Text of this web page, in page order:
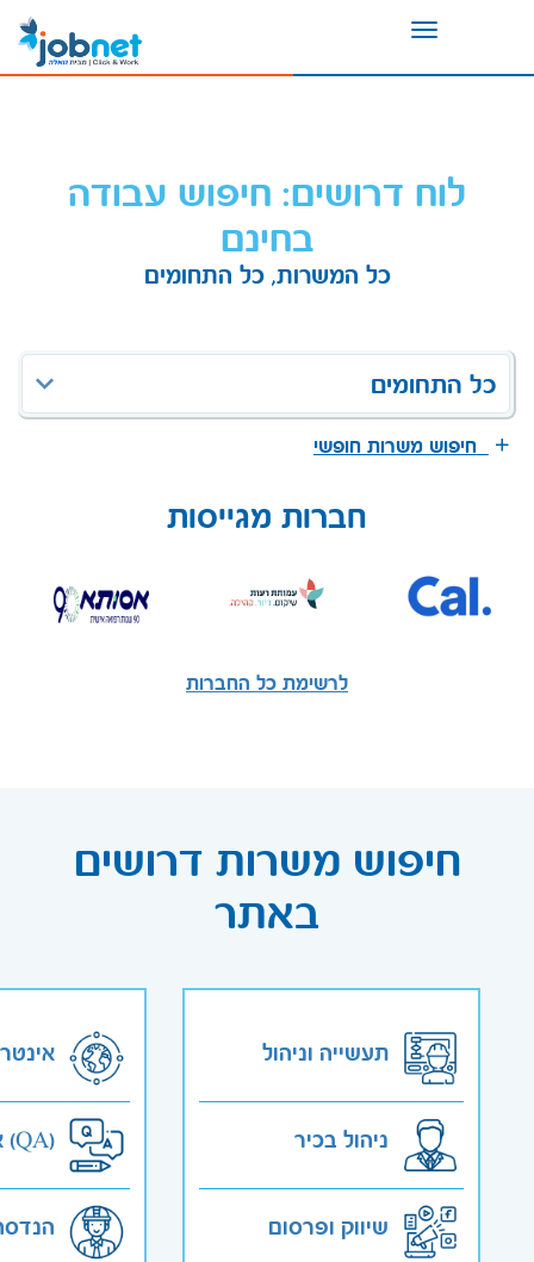
Toggle
לוח דרושים: חיפוש עבודה
בחינם
כל המשרות, כל התחומים
כל התחומים
חיפוש משרות חופשי
חברות מגייסות
לרשימת כל החברות
חיפוש משרות דרושים
באתר
תעשייה וניהול
ניהול בכיר
שיווק ופרסום
אבטחת איכות (QA)